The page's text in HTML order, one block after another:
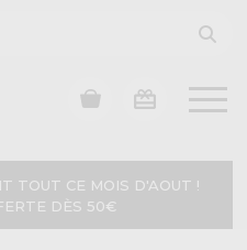
TOUT CE MOIS D'AOUT !
DÈS 50€